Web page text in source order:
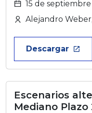
15 de
Alejandro
Descargar launch
Escenarios
Mediano Plazo